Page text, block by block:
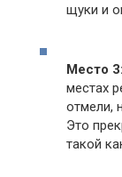
щуки и
Место 3:
местах
отмели,
Это
такой